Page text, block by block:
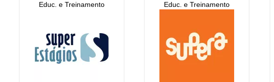
Educ. e Treinamento Educ. e Treinamento